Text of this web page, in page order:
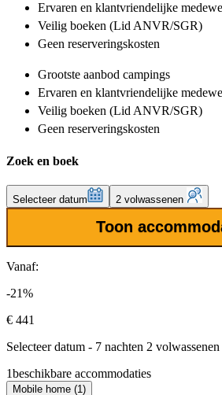
Ervaren en klantvriendelijke
Veilig boeken (Lid ANVR/SGR)
Geen reserveringskosten
Grootste aanbod campings
Ervaren en klantvriendelijke
Veilig boeken (Lid ANVR/SGR)
Geen reserveringskosten
Zoek en boek
Selecteer datum 2 volwassenen
Toon
Vanaf:
-21%
€ 441
Selecteer datum - 7 nachten 2 volwassenen
1beschikbare accommodaties
Mobile home (1)